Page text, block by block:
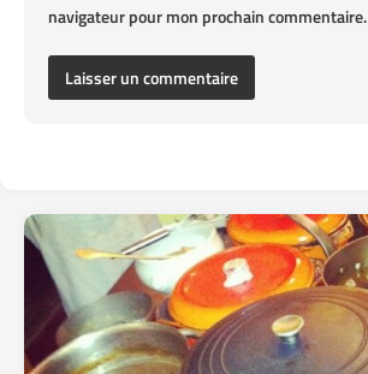
navigateur pour mon prochain commentaire.